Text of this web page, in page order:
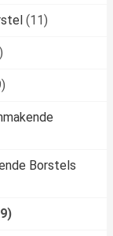
(11)
Borstels